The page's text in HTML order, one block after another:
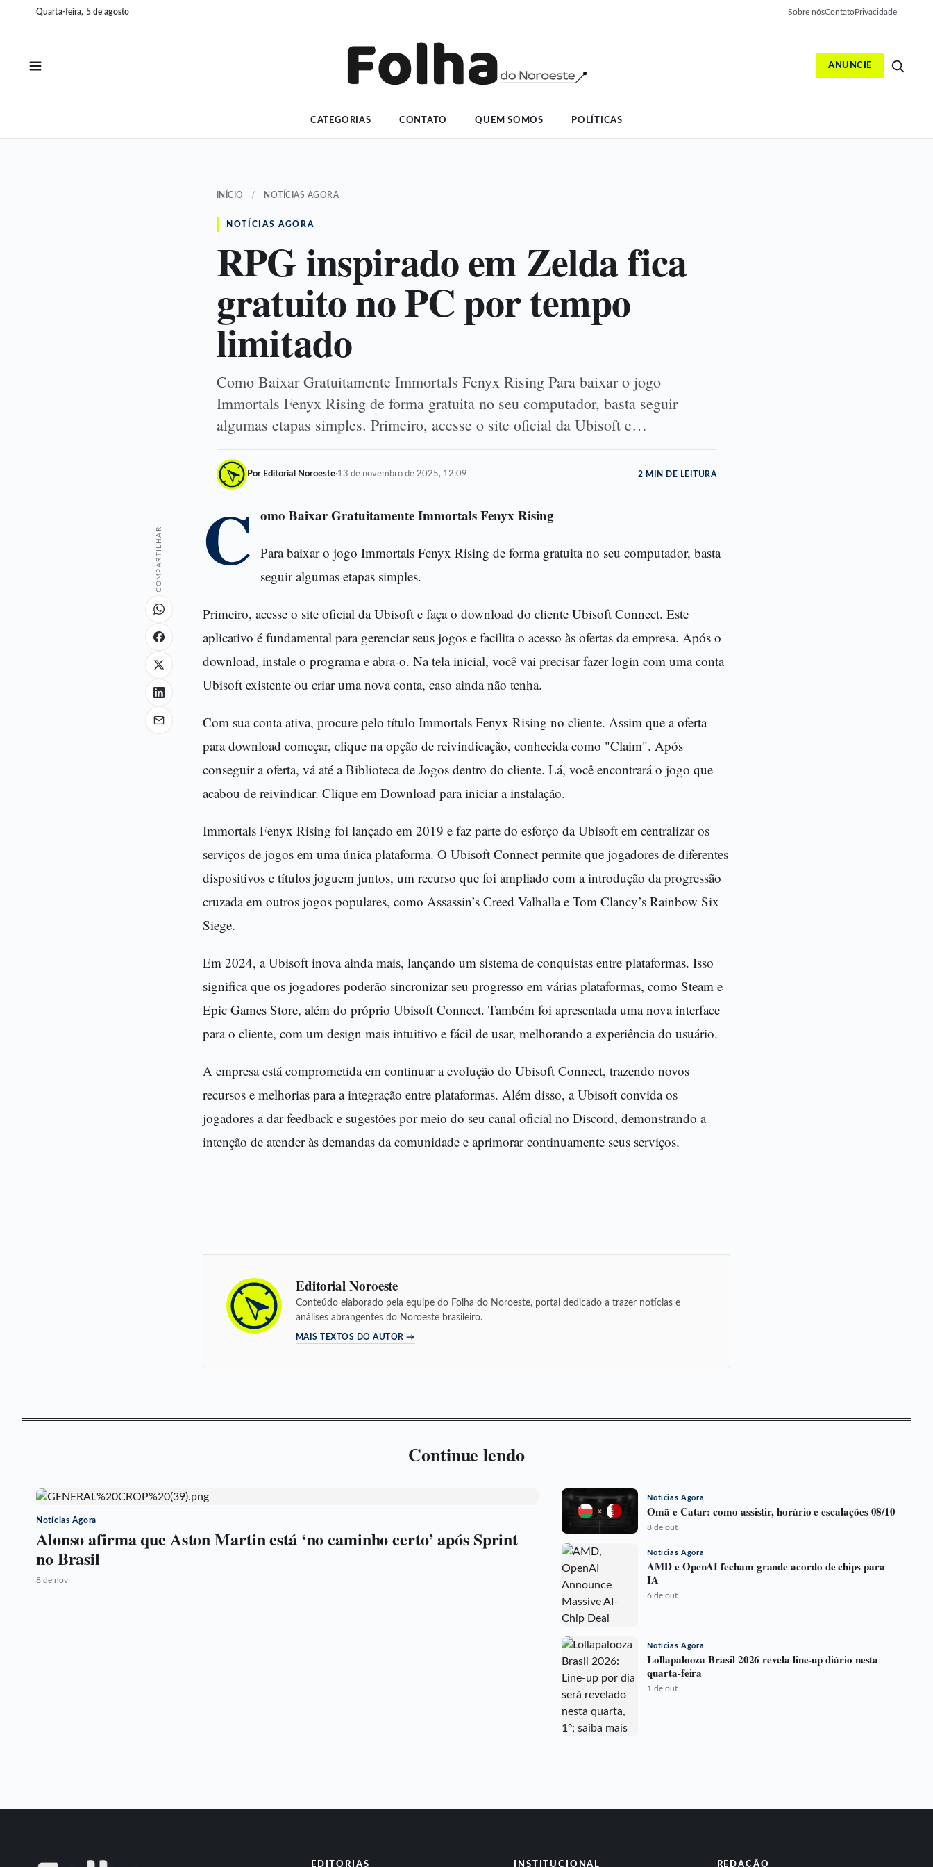
para
para
Quarta-feira, 5 de agosto Sobre nósContatoPrivacidade
ANUNCIE
CATEGORIAS CONTATO QUEM SOMOS POLÍTICAS
INÍCIO / NOTÍCIAS AGORA
NOTÍCIAS AGORA
RPG inspirado em Zelda fica
gratuito no PC por tempo
limitado
Como Baixar Gratuitamente Immortals Fenyx Rising Para baixar o jogo
Immortals Fenyx Rising de forma gratuita no seu computador, basta seguir
algumas etapas simples. Primeiro, acesse o site oficial da Ubisoft e…
Por Editorial Noroeste·13 de novembro de 2025, 12:09 2 MIN DE LEITURA
COMPARTILHAR C omo Baixar Gratuitamente Immortals Fenyx Rising
Para baixar o jogo Immortals Fenyx Rising de forma gratuita no seu computador, basta
seguir algumas etapas simples.
Primeiro, acesse o site oficial da Ubisoft e faça o download do cliente Ubisoft Connect. Este
aplicativo é fundamental para gerenciar seus jogos e facilita o acesso às ofertas da empresa. Após o
download, instale o programa e abra-o. Na tela inicial, você vai precisar fazer login com uma conta
Ubisoft existente ou criar uma nova conta, caso ainda não tenha.
Com sua conta ativa, procure pelo título Immortals Fenyx Rising no cliente. Assim que a oferta
para download começar, clique na opção de reivindicação, conhecida como "Claim". Após
conseguir a oferta, vá até a Biblioteca de Jogos dentro do cliente. Lá, você encontrará o jogo que
acabou de reivindicar. Clique em Download para iniciar a instalação.
Immortals Fenyx Rising foi lançado em 2019 e faz parte do esforço da Ubisoft em centralizar os
serviços de jogos em uma única plataforma. O Ubisoft Connect permite que jogadores de diferentes
dispositivos e títulos joguem juntos, um recurso que foi ampliado com a introdução da progressão
cruzada em outros jogos populares, como Assassin’s Creed Valhalla e Tom Clancy’s Rainbow Six
Siege.
Em 2024, a Ubisoft inova ainda mais, lançando um sistema de conquistas entre plataformas. Isso
significa que os jogadores poderão sincronizar seu progresso em várias plataformas, como Steam e
Epic Games Store, além do próprio Ubisoft Connect. Também foi apresentada uma nova interface
para o cliente, com um design mais intuitivo e fácil de usar, melhorando a experiência do usuário.
A empresa está comprometida em continuar a evolução do Ubisoft Connect, trazendo novos
recursos e melhorias para a integração entre plataformas. Além disso, a Ubisoft convida os
jogadores a dar feedback e sugestões por meio do seu canal oficial no Discord, demonstrando a
intenção de atender às demandas da comunidade e aprimorar continuamente seus serviços.
Editorial Noroeste
Conteúdo elaborado pela equipe do Folha do Noroeste, portal dedicado a trazer notícias e
análises abrangentes do Noroeste brasileiro.
MAIS TEXTOS DO AUTOR →
Continue lendo
Notícias Agora
Alonso afirma que Aston Martin está ‘no caminho certo’ após Sprint
no Brasil
8 de nov
Notícias Agora
Omã e Catar: como assistir, horário e escalações 08/10
8 de out
Notícias Agora
AMD e OpenAI fecham grande acordo de chips para
IA
6 de out
Notícias Agora
Lollapalooza Brasil 2026 revela line-up diário nesta
quarta-feira
1 de out
EDITORIAS INSTITUCIONAL REDAÇÃO